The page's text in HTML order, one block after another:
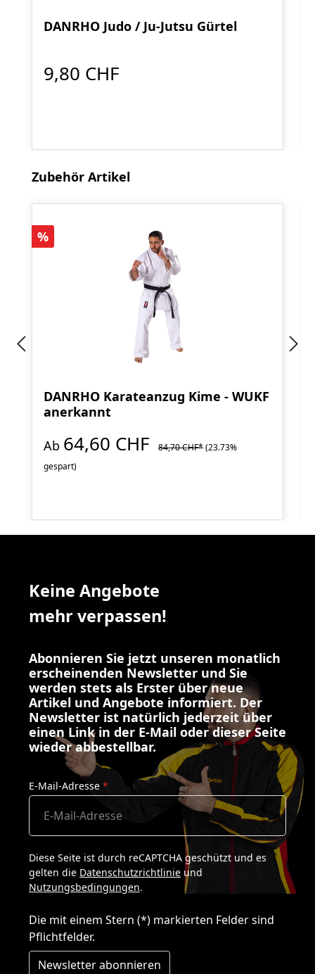
DANRHO Judo / Ju-Jutsu Gürtel
9,80 CHF
Produktgalerie überspringen
Zubehör Artikel
Rabatt
%
DANRHO Karateanzug Kime - WUKF
anerkannt
Ab 64,60 CHF 84,70 CHF*(23.73%
gespart)
Keine Angebote
mehr verpassen!
Abonnieren Sie jetzt unseren monatlich
erscheinenden Newsletter und Sie
werden stets als Erster über neue
Artikel und Angebote informiert. Der
Newsletter ist natürlich jederzeit über
einen Link in der E-Mail oder dieser Seite
wieder abbestellbar.
E-Mail-Adresse *
Diese Seite ist durch reCAPTCHA geschützt und es
gelten die Datenschutzrichtlinie und
Nutzungsbedingungen.
Die mit einem Stern (*) markierten Felder sind
Pflichtfelder.
Newsletter abonnieren